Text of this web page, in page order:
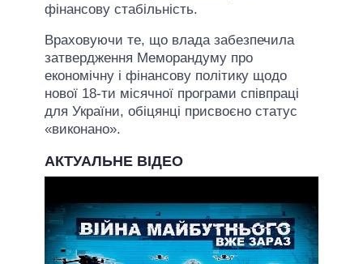
фінансову стабільність.
Враховуючи те, що влада забезпечила
затвердження Меморандуму про
економічну і фінансову політику щодо
нової 18-ти місячної програми співпраці
для України, обіцянці присвоєно статус
«виконано».
АКТУАЛЬНЕ ВІДЕО